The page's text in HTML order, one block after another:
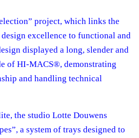
project, which links the
excellence to functional and
displayed a long, slender and
of HI‑MACS®, demonstrating
and handling technical
the studio Lotte Douwens
a system of trays designed to